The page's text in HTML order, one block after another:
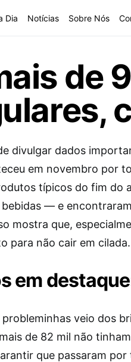
Dia Notícias Sobre Nós
de
divulgar dados
em novembro por
típicos do fim do
— e
mostra que,
para não cair em cilada.
em
veio dos
de 82 mil não
que passaram por